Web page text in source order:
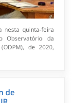
nesta quinta-feira
Observatório da
de 2020,
de